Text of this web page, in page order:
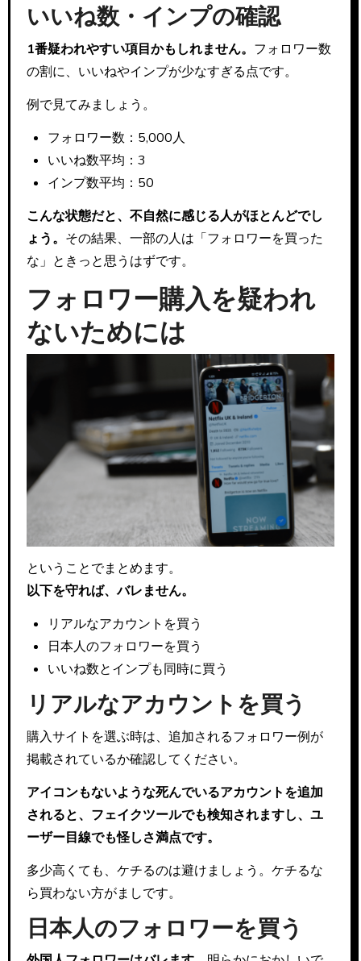
いいね数・インプの確認
1番疑われやすい項目かもしれません。 フォロワー数
の割に、いいねやインプが少なすぎる点です。
例で見てみましょう。
フォロワー数：5,000人
いいね数平均：3
インプ数平均：50
こんな状態だと、不自然に感じる人がほとんどでし
ょう。 その結果、一部の人は「フォロワーを買った
な」ときっと思うはずです。
フォロワー購入を疑われ
ないためには
ということでまとめます。
以下を守れば、バレません。
リアルなアカウントを買う
日本人のフォロワーを買う
いいね数とインプも同時に買う
リアルなアカウントを買う
購入サイトを選ぶ時は、追加されるフォロワー例が
掲載されているか確認してください。
アイコンもないような死んでいるアカウントを追加
されると、フェイクツールでも検知されますし、ユ
ーザー目線でも怪しさ満点です。
多少高くても、ケチるのは避けましょう。ケチるな
ら買わない方がましです。
日本人のフォロワーを買う